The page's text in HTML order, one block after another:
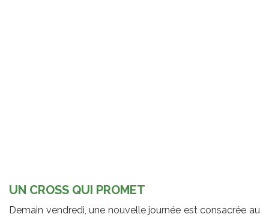
UN CROSS QUI PROMET
Demain vendredi, une nouvelle journée est consacrée au